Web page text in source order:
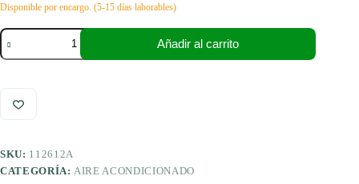
Disponible por encargo. (5-15 días laborables)
Truma
aire
acondicionado
techo
Aventa
compact
caravana
1,7
Añadir al carrito
SKU: 112612A
CATEGORÍA: AIRE ACONDICIONADO